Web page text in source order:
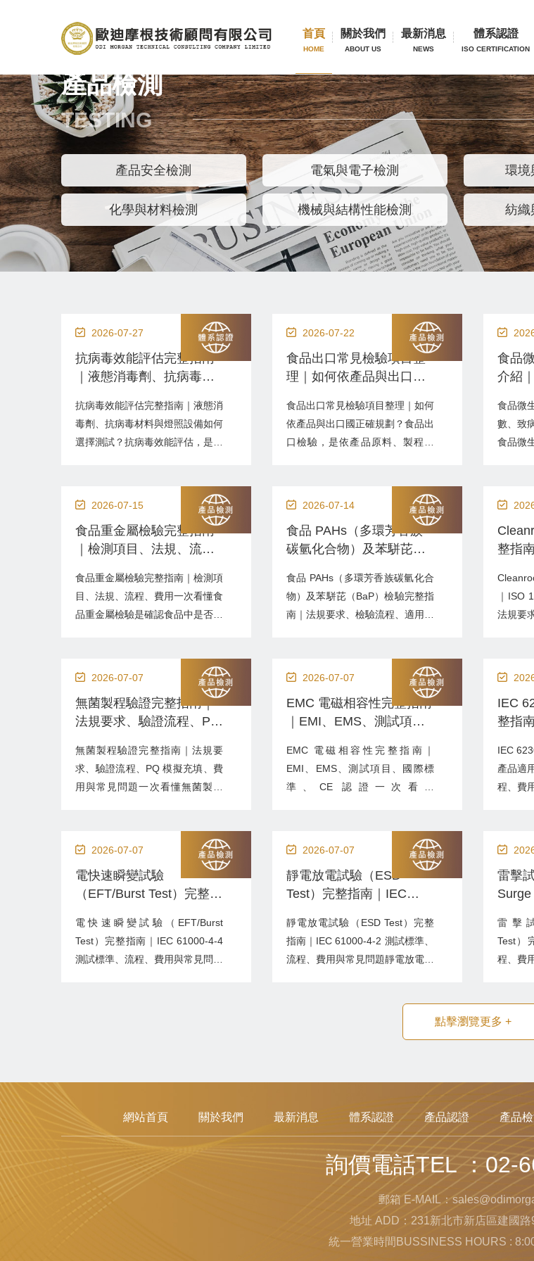
首頁
HOME
關於我們
ABOUT US
最新消息
NEWS
體系認證
ISO CERTIFICATION
產品檢測
TESTING
產品安全檢測
化學與材料檢測
電氣與電子檢測
機械與結構性能檢測
環境
紡織
2026-07-27
抗病毒效能評估完整指南
｜液態消毒劑、抗病毒材
試？
抗病毒效能評估完整指南｜液態消
毒劑、抗病毒材料與燈照設備如何
選擇測試？抗病毒效能評估，是透
觸時間或照射劑量下，能降低多少
具有感染能力的病毒。適用對象包
含消毒液、酒精產品、洗手液、清
潔用品、抗病毒塗層、光觸媒材
2026-07-22
食品出口常見檢驗項目整
理｜如何依產品與出口國
食品出口常見檢驗項目整理｜如何
依產品與出口國正確規劃？食品出
口檢驗，是依產品原料、製程風
藥殘留、食品添加物及標示數值是
否符合要求。適用對象包括食品製
造商、農漁畜產品業者、食品原料
商、品牌商、貿易商，以及準備出
食品
介紹
食品微
數、致
食品微
微生物
品製造
出口商
商，以
2026-07-15
食品重金屬檢驗完整指南
｜檢測項目、法規、流
食品重金屬檢驗完整指南｜檢測項
目、法規、流程、費用一次看懂食
品重金屬檢驗是確認食品中是否含
商、進口商、品牌商及餐飲業者降
低食安風險，符合各國法規要求。
近年各國持續加強食品安全管理，
包含臺灣衛生福利部、歐盟、美國
2026-07-14
食品 PAHs（多環芳香族
碳氫化合物）及苯駢芘
法規要求、檢驗流程、適
用產品與常見問題
食品 PAHs（多環芳香族碳氫化合
物）及苯駢芘（BaP）檢驗完整指
南｜法規要求、檢驗流程、適用產
PAHs（Polycyclic Aromatic
Hydrocarbons，多環芳香族碳氫
化合物）也是全球高度關注的污染
物。其中苯駢芘
整指
費用
｜ISO
法規要
造的重
流或壓
污染、
核。
2026-07-07
無菌製程驗證完整指南｜
法規要求、驗證流程、PQ
題一次看懂
無菌製程驗證完整指南｜法規要
求、驗證流程、PQ 模擬充填、費
用與常見問題一次看懂無菌製程
進行滅菌，因此必須透過完整的製
程設計、環境控制、人員管理與驗
證，確保每一批產品都維持無菌狀
態。對於醫療器材、藥品、生物製
2026-07-07
EMC 電磁相容性完整指南
｜EMI、EMS、測試項
次看懂
EMC 電磁相容性完整指南｜
EMI、EMS、測試項目、國際標
準、CE 認證一次看懂
子產品進入全球市場最重要的法規
要求之一。EMC 的目的在於確保
產品不會產生過度的電磁干擾
（EMI），同時也能抵抗外部電磁
IEC
整指
用一
IEC
產品適
程、費
逐步取
訊設
備）。
工程（
2026-07-07
電快速瞬變試驗
（EFT/Burst Test）完整指
標準、流程、費用與常見
問題
電快速瞬變試驗（EFT/Burst
Test）完整指南｜IEC 61000-4-4
測試標準、流程、費用與常見問題
2026-07-07
靜電放電試驗（ESD
Test）完整指南｜IEC
程、費用與常見問題
靜電放電試驗（ESD Test）完整
指南｜IEC 61000-4-2 測試標準、
流程、費用與常見問題靜電放電試
雷擊
Surge
適用
雷擊
Test）
程、費
點擊瀏覽更多 +
網站首頁 關於我們 最新消息 體系認證 產品認證 產品檢
詢價電話TEL ：02-
郵箱 E-MAIL：
地址 ADD：231新北市新店區建國
統一營業時間BUSSINESS HOURS :